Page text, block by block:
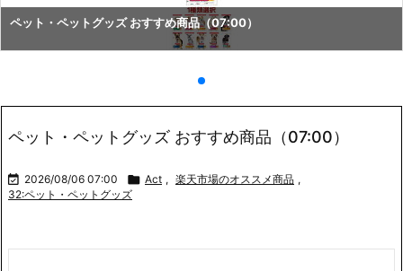
ペット・ペットグッズ おすすめ商品（07:00）
ペット・ペットグッズ おすすめ商品（07:00）
 2026/08/06 07:00  Act , 楽天市場のオススメ商品 ,
32:ペット・ペットグッズ